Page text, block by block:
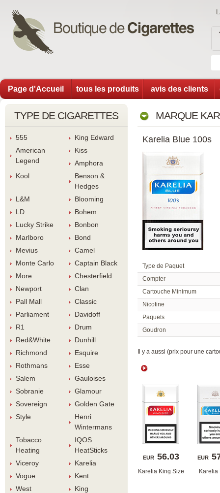
Page d'Accueil tous les produit avis des client
TYPE DE CIGARETTES
555
King Edward
American
Legend
Ki
Amphora
Kool
Benson &
Hedge
L&M
Blooming
LD
Bohem
Lucky Strike
Bonbon
Marlboro
Bond
Meviu
Camel
Monte Carlo
Captain Black
More
Chesterfield
Newport
Clan
Pall Mall
Classic
Parliament
Davidoff
R1
Drum
Red&White
Dunhill
Richmond
Esquire
Rothman
Esse
Salem
Gauloise
Sobranie
Glamour
Sovereign
Golden Gate
Style
Henri
Winterman
Tobacco
Heating
IQOS
HeatStick
Viceroy
Karelia
Vogue
Kent
West
King
MARQUE
Karelia Blue 100
Type de Paquet
Compter
Cartouche Minimum
Nicotine
Paquet
Goudron
Il y a aussi (prix pour une
EUR 56.03
Karelia King Size
EUR
Karelia